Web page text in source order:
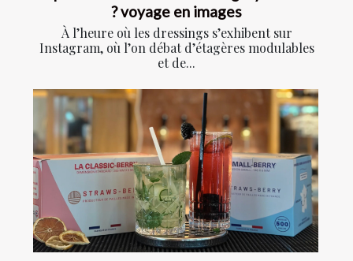
? voyage en images
À l’heure où les dressings s’exhibent sur
Instagram, où l’on débat d’étagères modulables
et de...